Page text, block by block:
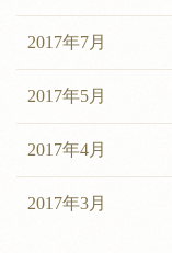
2017年7月
2017年5月
2017年4月
2017年3月